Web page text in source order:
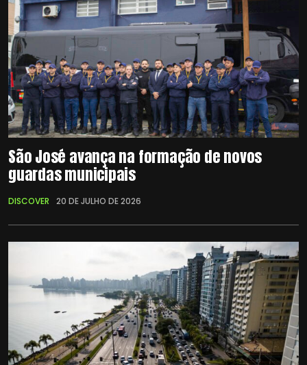
São José avança na formação de novos
guardas municipais
DISCOVER 20 DE JULHO DE 2026